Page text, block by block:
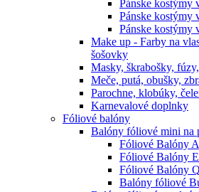
Pánske
Pánske
Pánske
Make up - Farby na
šošovky
Masky, škrabošky,
Meče, putá, obušky,
Parochne, klobúky,
Karnevalové doplnky
Fóliové balóny
Balóny fóliové mini na
Fóliové Balóny
Fóliové Balóny
Fóliové Balóny
Balóny fóliové